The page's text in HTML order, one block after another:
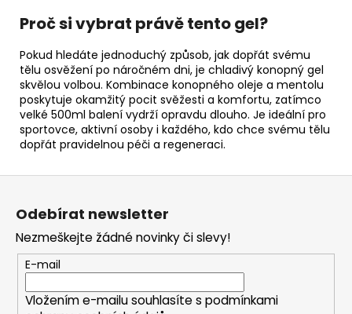
Proč si vybrat právě tento gel?
Pokud hledáte jednoduchý způsob, jak dopřát svému
tělu osvěžení po náročném dni, je chladivý konopný gel
skvělou volbou. Kombinace konopného oleje a mentolu
poskytuje okamžitý pocit svěžesti a komfortu, zatímco
velké 500ml balení vydrží opravdu dlouho. Je ideální pro
sportovce, aktivní osoby i každého, kdo chce svému tělu
dopřát pravidelnou péči a regeneraci.
Z
Odebírat newsletter
Nezmeškejte žádné novinky či slevy!
E-mail
Vložením e-mailu souhlasíte s podmínkami